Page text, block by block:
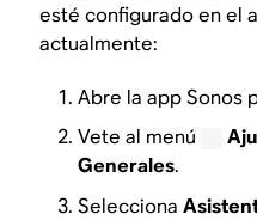
esté configurado en el
actualmente:
Abre la app Sonos
Vete al menú
Generales.
Selecciona